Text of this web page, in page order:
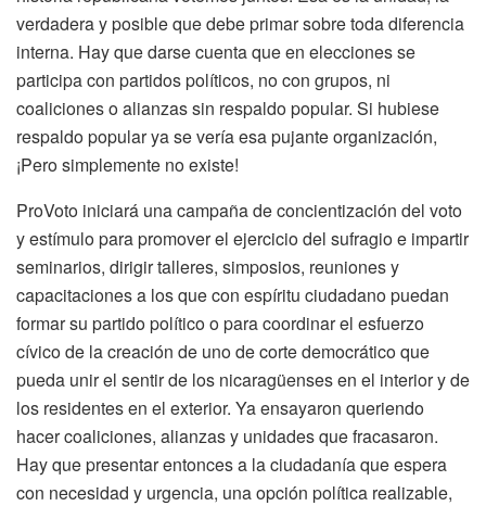
verdadera y posible que debe primar sobre toda diferencia
interna. Hay que darse cuenta que en elecciones se
participa con partidos políticos, no con grupos, ni
coaliciones o alianzas sin respaldo popular. Si hubiese
respaldo popular ya se vería esa pujante organización,
¡Pero simplemente no existe!
ProVoto iniciará una campaña de concientización del voto
y estímulo para promover el ejercicio del sufragio e impartir
seminarios, dirigir talleres, simposios, reuniones y
capacitaciones a los que con espíritu ciudadano puedan
formar su partido político o para coordinar el esfuerzo
cívico de la creación de uno de corte democrático que
pueda unir el sentir de los nicaragüenses en el interior y de
los residentes en el exterior. Ya ensayaron queriendo
hacer coaliciones, alianzas y unidades que fracasaron.
Hay que presentar entonces a la ciudadanía que espera
con necesidad y urgencia, una opción política realizable,